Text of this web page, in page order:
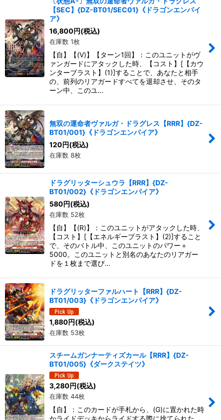
【SEC】{DZ-BT01/SEC01}《ドラゴンエンパイ
ア》
16,800円(税込)
在庫数 1枚
【自】【(V)】【ターン1回】：このユニットがヴ
ァンガードにアタックした時、【コスト】[【カウ
ンターブラスト】(1)]することで、あなたと相手
の、前列のリアガードすべてを退却させ、そのタ
ーン中、このユ…
無双の運命者ヴァルガ・ドラグレス【RRR】{DZ-
BT01/001}《ドラゴンエンパイア》
120円(税込)
在庫数 8枚
ドラグリッターシュウラ【RRR】{DZ-
BT01/002}《ドラゴンエンパイア》
580円(税込)
在庫数 52枚
【自】【(R)】：このユニットがアタックした時、
【コスト】[【エネルギーブラスト】(2)]すること
で、そのバトル中、このユニットのパワー＋
5000。このユニットと別名のあなたのリアガー
ドを１枚まで選び…
ドラグリッターファルハート【RRR】{DZ-
BT01/003}《ドラゴンエンパイア》
1,880円(税込)
在庫数 53枚
スチームガンナーティズカール【RRR】{DZ-
BT01/005}《ダークステイツ》
3,280円(税込)
在庫数 44枚
【自】：このカードが手札から、(G)に置かれた時
かライドデッキからライドする際に捨てられた